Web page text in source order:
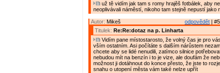
už tě vidím jak tam s romy hrajěš fotbálek, aby
neoplivávali náměstí, nikoho tam stejně nepustí jako
odpovědět |
Autor: Mikeš
Titulek: Re:Re:dotaz na p. Linharta
Vidím pane místostarosto, že volný čas je pro
vším ostatním. Asi počítáte s dalším nárůstem
chcete aby se lidé nenudili, zatímco silnice
nebudou mít na benzín i to je vize, ale doufám že
možnost ji dotáhnout do konce přesto, že jste to
snahu o utopení města vám také nelze upřít